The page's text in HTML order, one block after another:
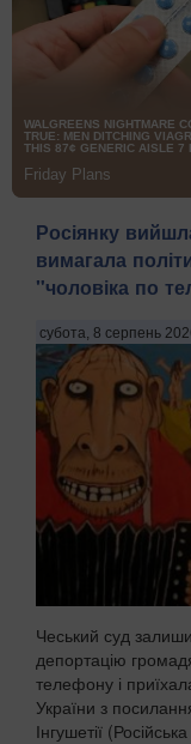
Росіянку
вимагала
"чоловіка по
субота, 8 серпень
Чеський суд
депортацію
телефону і
України з
Інгушетії